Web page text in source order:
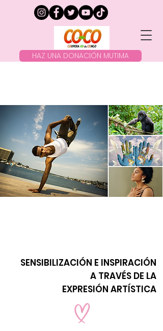
HAZ UNA DONACIÓN MUTIMA
SENSIBILIZACIÓN E INSPIRACIÓN
A TRAVÉS DE LA
EXPRESIÓN ARTÍSTICA